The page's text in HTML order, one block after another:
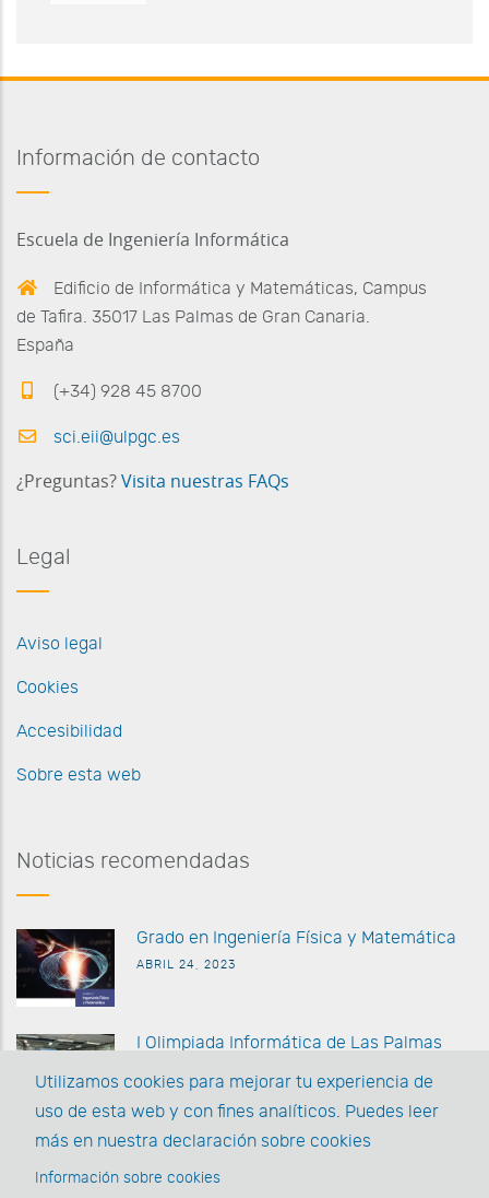
Información de contacto
Escuela de Ingeniería Informática
Edificio de Informática y Matemáticas, Campus
de Tafira. 35017 Las Palmas de Gran Canaria.
España
(+34) 928 45 8700
sci.eii@ulpgc.es
¿Preguntas? Visita nuestras FAQs
Legal
Aviso legal
Cookies
Accesibilidad
Sobre esta web
Noticias recomendadas
Grado en Ingeniería Física y Matemática
ABRIL 24, 2023
I Olimpiada Informática de Las Palmas
La EII posee la acreditación AUDIT y la
MARZO 1, 2022
Utilizamos cookies para mejorar tu experiencia de
uso de esta web y con fines analíticos. Puedes leer
más en nuestra declaración sobre cookies
Información sobre cookies